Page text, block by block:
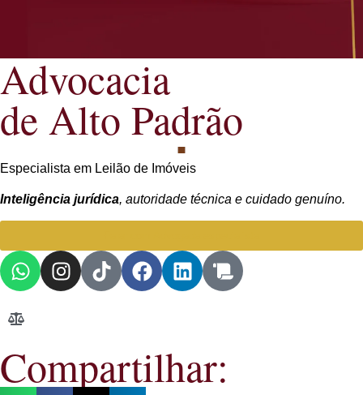
Advocacia
de Alto Padrão
Especialista em Leilão de Imóveis
Inteligência jurídica, autoridade técnica e cuidado genuíno.
Compartilhar: